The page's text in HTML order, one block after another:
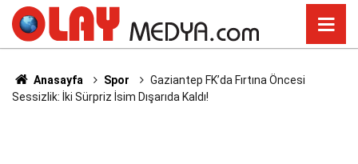
Anasayfa Spor
Gaziantep FK’da Fırtına Öncesi
Sessizlik: İki Sürpriz İsim Dışarıda Kaldı!